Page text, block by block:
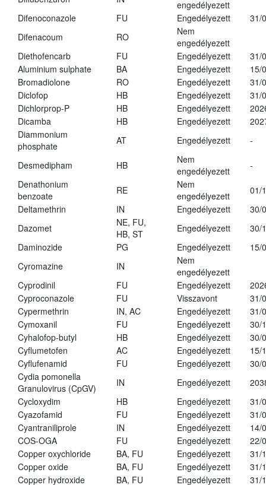
engedélyezett
Difenoconazole
FU Engedélyezett
31/
Difenacoum
RO
Nem
engedélyezett
Diethofencarb
FU Engedélyezett
31/
Aluminium sulphate
BA Engedélyezett
15/
Bromadiolone
RO Engedélyezett
31/
Diclofop
HB Engedélyezett
31/
Dichlorprop-P
HB Engedélyezett
Dicamba
HB Engedélyezett
Diammonium
phosphate
AT Engedélyezett -
Desmedipham HB
Nem
engedélyezett
-
Denathonium
benzoate
RE
Nem
engedélyezett
01/
Deltamethrin
IN Engedélyezett
30/
Dazomet
NE, FU,
HB, ST
Engedélyezett
30/
Daminozide
PG Engedélyezett
15/
Cyromazine
IN
Nem
engedélyezett
Cyprodinil
FU Engedélyezett
Cyproconazole
FU Visszavont
31/
Cypermethrin
IN, AC Engedélyezett
31/
Cymoxanil
FU Engedélyezett
30/
Cyhalofop-butyl
HB Engedélyezett
30/
Cyflumetofen
AC Engedélyezett
15/
Cyflufenamid
FU Engedélyezett
30/
Cydia pomonella
Granulovirus (CpGV)
IN Engedélyezett
Cycloxydim
HB Engedélyezett
31/
Cyazofamid
FU Engedélyezett
31/
Cyantraniliprole
IN Engedélyezett
14/
COS-OGA
FU Engedélyezett
22/
Copper oxychloride
BA, FU Engedélyezett
31/
Copper oxide
BA, FU Engedélyezett
31/
Copper hydroxide
BA, FU Engedélyezett
31/